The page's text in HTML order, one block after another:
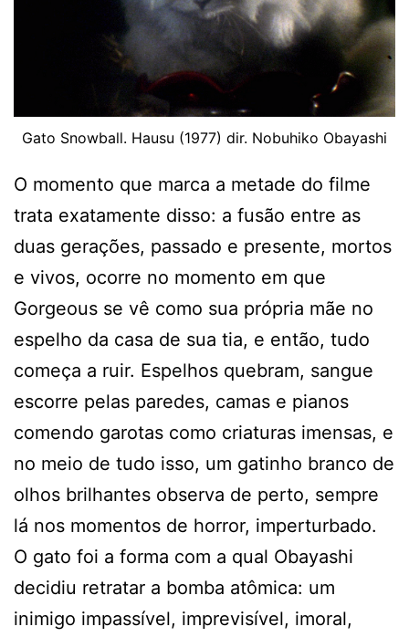
Gato Snowball. Hausu (1977) dir. Nobuhiko Obayashi
O momento que marca a metade do filme
trata exatamente disso: a fusão entre as
duas gerações, passado e presente, mortos
e vivos, ocorre no momento em que
Gorgeous se vê como sua própria mãe no
espelho da casa de sua tia, e então, tudo
começa a ruir. Espelhos quebram, sangue
escorre pelas paredes, camas e pianos
comendo garotas como criaturas imensas, e
no meio de tudo isso, um gatinho branco de
olhos brilhantes observa de perto, sempre
lá nos momentos de horror, imperturbado.
O gato foi a forma com a qual Obayashi
decidiu retratar a bomba atômica: um
inimigo impassível, imprevisível, imoral,